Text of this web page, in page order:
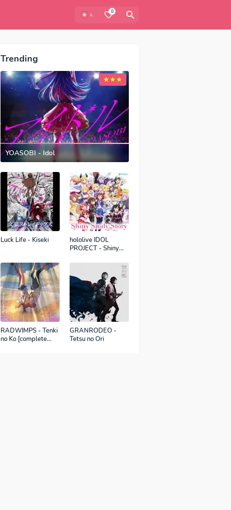
0
Trending
YOASOBI - Idol
Luck Life - Kiseki
hololive IDOL
PROJECT - Shiny
RADWIMPS - Tenki
no Ko [complete
GRANRODEO -
Tetsu no Ori